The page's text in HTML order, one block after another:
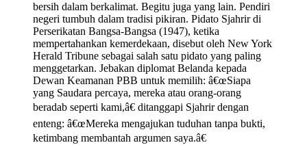
bersih dalam berkalimat. Begitu juga yang lain. Pendiri
negeri tumbuh dalam tradisi pikiran. Pidato Sjahrir di
Perserikatan Bangsa-Bangsa (1947), ketika
mempertahankan kemerdekaan, disebut oleh New York
Herald Tribune sebagai salah satu pidato yang paling
menggetarkan. Jebakan diplomat Belanda kepada
Dewan Keamanan PBB untuk memilih: â€œSiapa
yang Saudara percaya, mereka atau orang-orang
beradab seperti kami,â€ ditanggapi Sjahrir dengan
enteng: â€œMereka mengajukan tuduhan tanpa bukti,
ketimbang membantah argumen saya.â€